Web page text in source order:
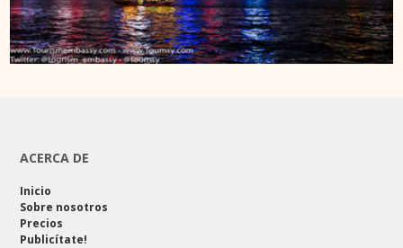
ACERCA DE
Inicio
Sobre nosotros
Precios
Publicítate!